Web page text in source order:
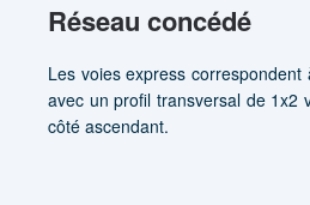
Réseau concédé
Les voies express
avec un profil transversal de 1x2
côté ascendant.